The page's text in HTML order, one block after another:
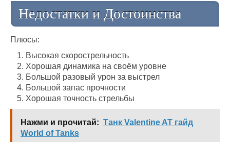
Недостатки и Достоинства
Плюсы:
Высокая скорострельность
Хорошая динамика на своём уровне
Большой разовый урон за выстрел
Большой запас прочности
Хорошая точность стрельбы
Нажми и прочитай: Танк Valentine AT гайд
World of Tanks